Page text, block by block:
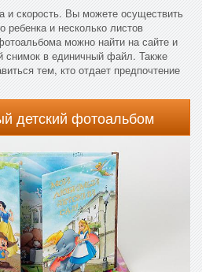
и скорость. Вы можете осуществить
ребенка и несколько листов
можно найти на сайте и
снимок в единичный файл. Также
тем, кто отдает предпочтение
детский фотоальбом